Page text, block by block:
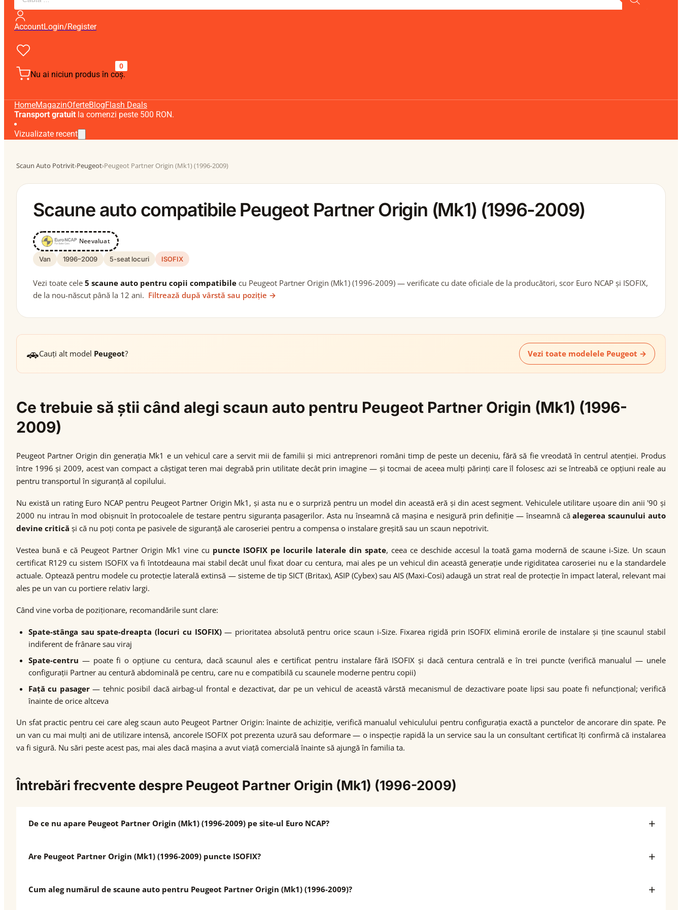
AccountLogin/Register
0
Nu ai niciun produs în coș.
HomeMagazinOferteBlogFlash Deals
Transport gratuit la comenzi peste 500 RON.
Vizualizate recent
Scaun Auto Potrivit›Peugeot›Peugeot Partner Origin (Mk1) (1996-2009)
Scaune auto compatibile Peugeot Partner Origin (Mk1) (1996-2009)
Neevaluat
Van 1996–2009 5-seat locuri ISOFIX
Vezi toate cele 5 scaune auto pentru copii compatibile cu Peugeot Partner Origin (Mk1) (1996-2009) — verificate cu date oficiale de la producători, scor Euro NCAP și ISOFIX,
de la nou-născut până la 12 ani. Filtrează după vârstă sau poziție →
🚗Cauți alt model Peugeot? Vezi toate modelele Peugeot →
Ce trebuie să știi când alegi scaun auto pentru Peugeot Partner Origin (Mk1) (1996-
2009)
Peugeot Partner Origin din generația Mk1 e un vehicul care a servit mii de familii și mici antreprenori români timp de peste un deceniu, fără să fie vreodată în centrul atenției. Produs
între 1996 și 2009, acest van compact a câștigat teren mai degrabă prin utilitate decât prin imagine — și tocmai de aceea mulți părinți care îl folosesc azi se întreabă ce opțiuni reale au
pentru transportul în siguranță al copilului.
Nu există un rating Euro NCAP pentru Peugeot Partner Origin Mk1, și asta nu e o surpriză pentru un model din această eră și din acest segment. Vehiculele utilitare ușoare din anii '90 și
2000 nu intrau în mod obișnuit în protocoalele de testare pentru siguranța pasagerilor. Asta nu înseamnă că mașina e nesigură prin definiție — înseamnă căalegerea scaunului auto
devine critică și că nu poți conta pe pasivele de siguranță ale caroseriei pentru a compensa o instalare greșită sau un scaun nepotrivit.
Vestea bună e că Peugeot Partner Origin Mk1 vine cu puncte ISOFIX pe locurile laterale din spate, ceea ce deschide accesul la toată gama modernă de scaune i-Size. Un scaun
certificat R129 cu sistem ISOFIX va fi întotdeauna mai stabil decât unul fixat doar cu centura, mai ales pe un vehicul din această generație unde rigiditatea caroseriei nu e la standardele
actuale. Optează pentru modele cu protecție laterală extinsă — sisteme de tip SICT (Britax), ASIP (Cybex) sau AIS (Maxi-Cosi) adaugă un strat real de protecție în impact lateral, relevant mai
ales pe un van cu portiere relativ largi.
Când vine vorba de poziționare, recomandările sunt clare:
Spate-stânga sau spate-dreapta (locuri cu ISOFIX)— prioritatea absolută pentru orice scaun i-Size. Fixarea rigidă prin ISOFIX elimină erorile de instalare și ține scaunul stabil
indiferent de frânare sau viraj
Spate-centru — poate fi o opțiune cu centura, dacă scaunul ales e certificat pentru instalare fără ISOFIX și dacă centura centrală e în trei puncte (verifică manualul — unele
configurații Partner au centură abdominală pe centru, care nu e compatibilă cu scaunele moderne pentru copii)
Față cu pasager— tehnic posibil dacă airbag-ul frontal e dezactivat, dar pe un vehicul de această vârstă mecanismul de dezactivare poate lipsi sau poate fi nefuncțional; verifică
înainte de orice altceva
Un sfat practic pentru cei care aleg scaun auto Peugeot Partner Origin: înainte de achiziție, verifică manualul vehiculului pentru configurația exactă a punctelor de ancorare din spate. Pe
un van cu mai mulți ani de utilizare intensă, ancorele ISOFIX pot prezenta uzură sau deformare — o inspecție rapidă la un service sau la un consultant certificat îți confirmă că instalarea
va fi sigură. Nu sări peste acest pas, mai ales dacă mașina a avut viață comercială înainte să ajungă în familia ta.
Întrebări frecvente despre Peugeot Partner Origin (Mk1) (1996-2009)
De ce nu apare Peugeot Partner Origin (Mk1) (1996-2009) pe site-ul Euro NCAP?
Are Peugeot Partner Origin (Mk1) (1996-2009) puncte ISOFIX?
Cum aleg numărul de scaune auto pentru Peugeot Partner Origin (Mk1) (1996-2009)?